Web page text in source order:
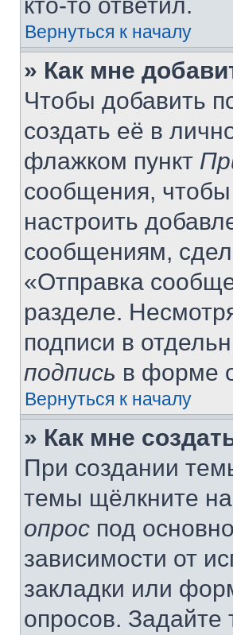
Вернуться к началу
» Как мне
Чтобы добавить
создать её в
флажком пункт
сообщения,
настроить
сообщениям,
«Отправка
разделе.
подписи в
подпись в форме
Вернуться к началу
» Как мне
При создании
темы щёлкните
опрос под
зависимости от
закладки или
опросов. Задайте